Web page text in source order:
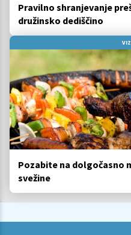
Pravilno shranjevanje
družinsko dediščino
Pozabite na dolgočasno
svežine